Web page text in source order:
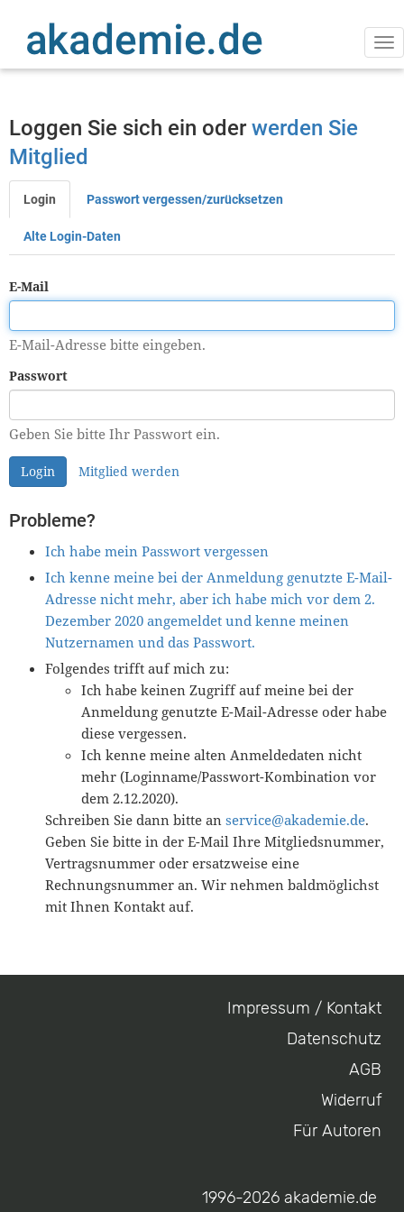
Inhalt
Loggen Sie sich ein oder werden Sie
Mitglied
Primäre
Reiter
Login Passwort vergessen/zurücksetzen
Alte Login-Daten
E-Mail
E-Mail-Adresse bitte eingeben.
Passwort
Geben Sie bitte Ihr Passwort ein.
Login Mitglied werden
Probleme?
Ich habe mein Passwort vergessen
Ich kenne meine bei der Anmeldung genutzte E-Mail-
Adresse nicht mehr, aber ich habe mich vor dem 2.
Dezember 2020 angemeldet und kenne meinen
Nutzernamen und das Passwort.
Folgendes trifft auf mich zu:
Ich habe keinen Zugriff auf meine bei der
Anmeldung genutzte E-Mail-Adresse oder habe
diese vergessen.
Ich kenne meine alten Anmeldedaten nicht
mehr (Loginname/Passwort-Kombination vor
dem 2.12.2020).
Schreiben Sie dann bitte an service@akademie.de.
Geben Sie bitte in der E-Mail Ihre Mitgliedsnummer,
Vertragsnummer oder ersatzweise eine
Rechnungsnummer an. Wir nehmen baldmöglichst
mit Ihnen Kontakt auf.
Impressum / Kontakt
Datenschutz
AGB
Widerruf
Für Autoren
1996-2026 akademie.de